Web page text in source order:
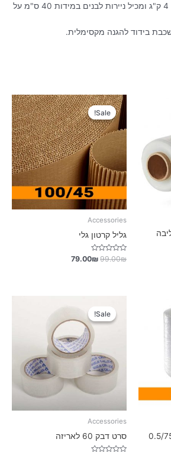
משקל חבילת נייר אריזה 4 ק"ג ומכיל ניירות לבנים במידות 40 ס"מ על
בידוד להגנה מקסימלית.
3 קג ליבה
Sale!
Sale!
Accessories
גליל קרטון גלי
דורג
0
99.00₪
79.00₪
Sale!
Sale!
Accessories
סרט דבק 60 לאריזה